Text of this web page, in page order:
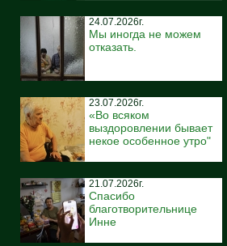
24.07.2026г.
Мы иногда не можем
отказать.
23.07.2026г.
«Во всяком
выздоровлении бывает
некое особенное утро"
21.07.2026г.
Спасибо
благотворительнице
Инне